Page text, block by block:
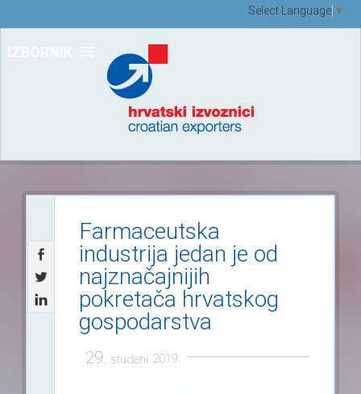
IZBORNIK
Select Language ▼
Farmaceutska
industrija jedan je od
najznačajnijih
pokretača hrvatskog
gospodarstva
29. studeni 2019.